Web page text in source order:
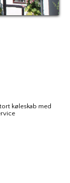
køleskab med